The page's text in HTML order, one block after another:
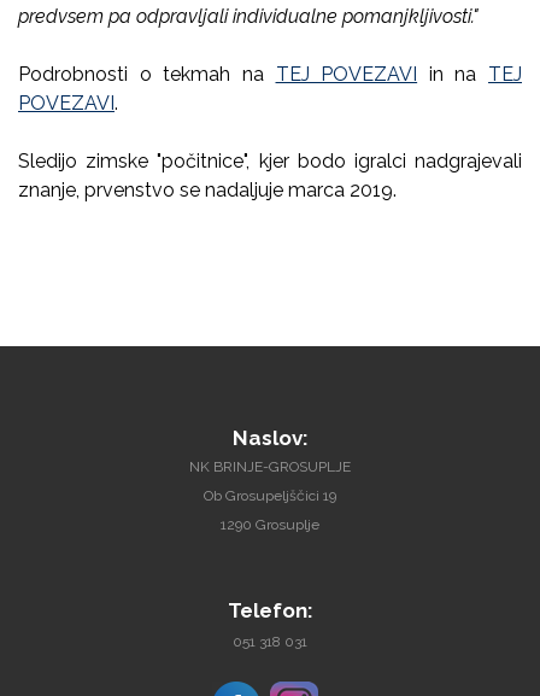
predvsem pa odpravljali individualne pomanjkljivosti."
Podrobnosti o tekmah na TEJ POVEZAVI in na TEJ
POVEZAVI.
Sledijo zimske "počitnice", kjer bodo igralci nadgrajevali
znanje, prvenstvo se nadaljuje marca 2019.
Naslov:
NK BRINJE-GROSUPLJE
Ob Grosupeljščici 19
1290 Grosuplje
Telefon:
051 318 031